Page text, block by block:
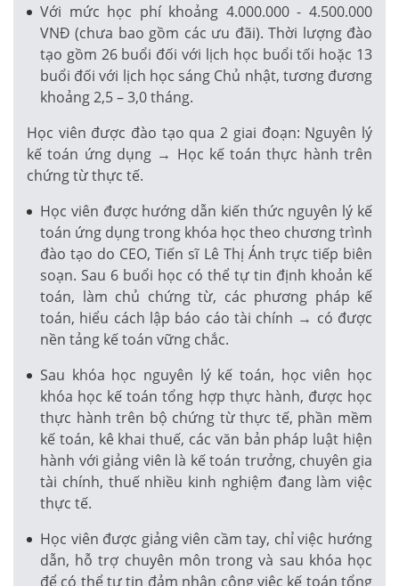
Với mức học phí khoảng 4.000.000 - 4.500.000
VNĐ (chưa bao gồm các ưu đãi). Thời lượng đào
tạo gồm 26 buổi đối với lịch học buổi tối hoặc 13
buổi đối với lịch học sáng Chủ nhật, tương đương
khoảng 2,5 – 3,0 tháng.
Học viên được đào tạo qua 2 giai đoạn: Nguyên lý
kế toán ứng dụng → Học kế toán thực hành trên
chứng từ thực tế.
Học viên được hướng dẫn kiến thức nguyên lý kế
toán ứng dụng trong khóa học theo chương trình
đào tạo do CEO, Tiến sĩ Lê Thị Ánh trực tiếp biên
soạn. Sau 6 buổi học có thể tự tin định khoản kế
toán, làm chủ chứng từ, các phương pháp kế
toán, hiểu cách lập báo cáo tài chính → có được
nền tảng kế toán vững chắc.
Sau khóa học nguyên lý kế toán, học viên học
khóa học kế toán tổng hợp thực hành, được học
thực hành trên bộ chứng từ thực tế, phần mềm
kế toán, kê khai thuế, các văn bản pháp luật hiện
hành với giảng viên là kế toán trưởng, chuyên gia
tài chính, thuế nhiều kinh nghiệm đang làm việc
thực tế.
Học viên được giảng viên cầm tay, chỉ việc hướng
dẫn, hỗ trợ chuyên môn trong và sau khóa học
để có thể tự tin đảm nhận công việc kế toán tổng